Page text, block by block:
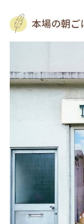
本場の朝ご